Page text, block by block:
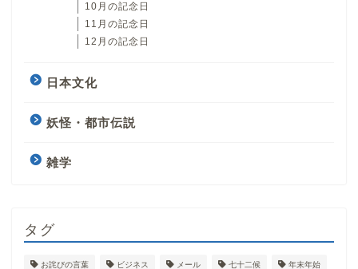
10月の記念日
11月の記念日
12月の記念日
日本文化
妖怪・都市伝説
雑学
タグ
お詫びの言葉 ビジネス メール 七十二候 年末年始